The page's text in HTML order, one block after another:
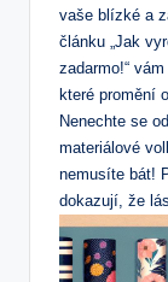
vaše blízké a
článku „Jak
zadarmo!“
které promění
Nenechte se
materiálové
nemusíte bát!
dokazují, že